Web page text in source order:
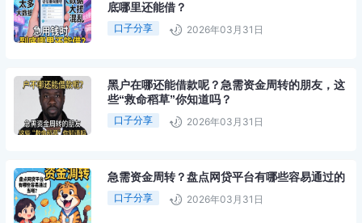
底哪里还能借？
口子分享 2026年03月31日
黑户在哪还能借款呢？急需资金周转的朋友，这
些“救命稻草”你知道吗？
口子分享 2026年03月31日
急需资金周转？盘点网贷平台有哪些容易通过的
口子分享 2026年03月31日